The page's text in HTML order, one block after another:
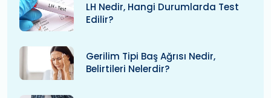
LH Nedir, Hangi Durumlarda Test
Edilir?
Gerilim Tipi Baş Ağrısı Nedir,
Belirtileri Nelerdir?